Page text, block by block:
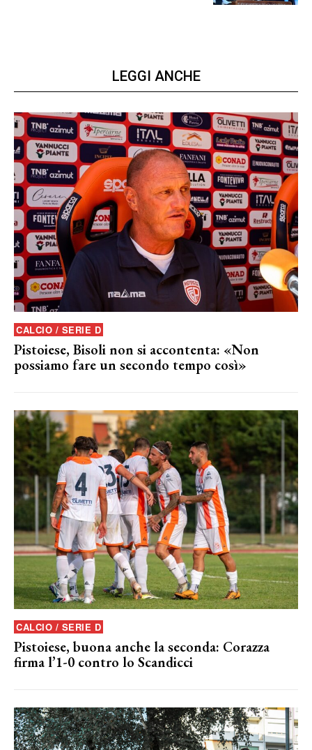
LEGGI ANCHE
CALCIO / SERIE D
Pistoiese, Bisoli non si accontenta: «Non
possiamo fare un secondo tempo così»
CALCIO / SERIE D
Pistoiese, buona anche la seconda: Corazza
firma l’1-0 contro lo Scandicci